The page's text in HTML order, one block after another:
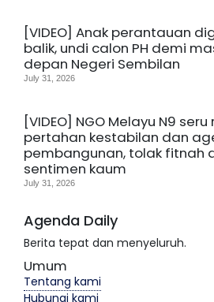
[VIDEO] Anak perantauan
balik, undi calon PH demi
depan Negeri Sembilan
July 31, 2026
[VIDEO] NGO Melayu N9
pertahan kestabilan dan
pembangunan, tolak fitnah
sentimen kaum
July 31, 2026
Agenda Daily
Berita tepat dan menyeluruh.
Umum
Tentang kami
Hubungi kami